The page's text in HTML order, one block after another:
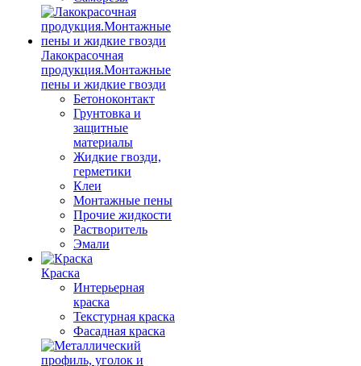
Лакокрасочная
продукция.Монтажные
пены и жидкие гвозди
Бетоноконтакт
Грунтовка и
защитные
материалы
Жидкие гвозди,
герметики
Клеи
Монтажные пены
Прочие жидкости
Растворитель
Эмали
Краска
Интерьерная
краска
Текстурная краска
Фасадная краска